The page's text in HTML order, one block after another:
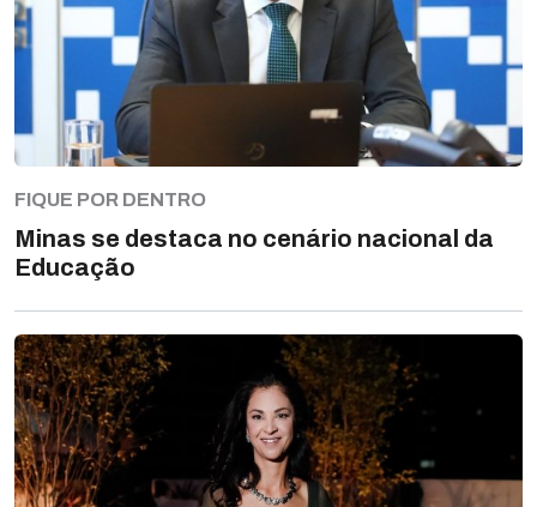
FIQUE POR DENTRO
Minas se destaca no cenário nacional da
Educação